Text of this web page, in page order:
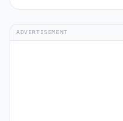
ADVERTISEMENT